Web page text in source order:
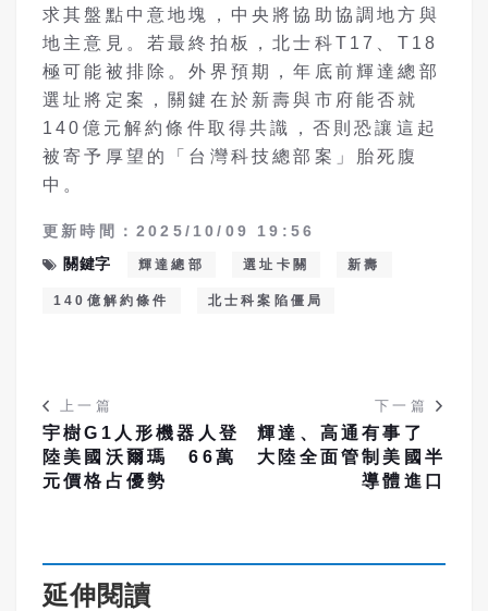
求其盤點中意地塊，中央將協助協調地方與
地主意見。若最終拍板，北士科T17、T18
極可能被排除。外界預期，年底前輝達總部
選址將定案，關鍵在於新壽與市府能否就
140億元解約條件取得共識，否則恐讓這起
被寄予厚望的「台灣科技總部案」胎死腹
中。
更新時間：2025/10/09 19:56
關鍵字
輝達總部 選址卡關 新壽
140億解約條件 北士科案陷僵局
上一篇
宇樹G1人形機器人登
陸美國沃爾瑪 66萬
元價格占優勢
下一篇
輝達、高通有事了
大陸全面管制美國半
導體進口
延伸閱讀